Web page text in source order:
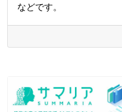
などです。